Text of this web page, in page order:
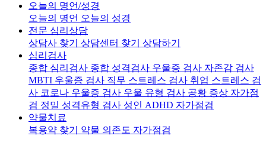
오늘의 명언/성경
오늘의 명언 오늘의 성경
전문 심리상담
상담사 찾기 상담센터 찾기 상담하기
심리검사
종합 심리검사 종합 성격검사 우울증 검사 자존감 검사
MBTI 우울증 검사 직무 스트레스 검사 취업 스트레스 검
사 코로나 우울증 검사 우울 유형 검사 공황 증상 자가점
검 정밀 성격유형 검사 성인 ADHD 자가점검
약물치료
복용약 찾기 약물 의존도 자가점검